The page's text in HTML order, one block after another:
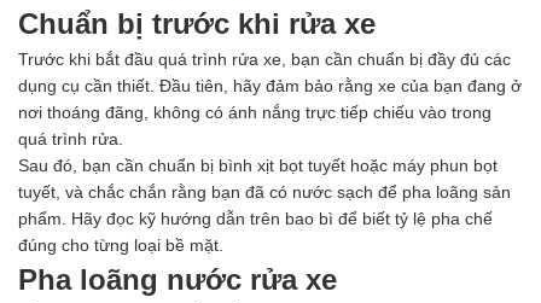
Chống thấm sika
Silicone Dow Corning
Silicone KCC
Silicone Apollo
Silicone Kingbond
Silicone Shinetsu
Keo Silicone
Hóa chất khác
Giới Thiệu
Đối tác
Quy trình sản xuất
Chuẩn bị trước khi rửa xe
Trước khi bắt đầu quá trình rửa xe, bạn cần chuẩn bị đầy đủ các
dụng cụ cần thiết. Đầu tiên, hãy đảm bảo rằng xe của bạn đang ở
nơi thoáng đãng, không có ánh nắng trực tiếp chiếu vào trong
quá trình rửa.
Sau đó, bạn cần chuẩn bị bình xịt bọt tuyết hoặc máy phun bọt
tuyết, và chắc chắn rằng bạn đã có nước sạch để pha loãng sản
phẩm. Hãy đọc kỹ hướng dẫn trên bao bì để biết tỷ lệ pha chế
đúng cho từng loại bề mặt.
Pha loãng nước rửa xe